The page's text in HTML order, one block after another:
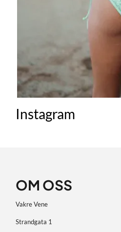
Instagram
OM OSS
Vakre Vene
Strandgata 1